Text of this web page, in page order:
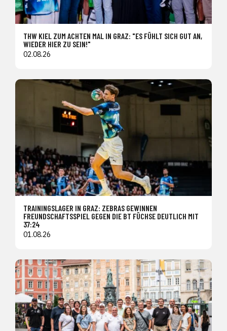
THW KIEL ZUM ACHTEN MAL IN GRAZ: "ES FÜHLT SICH GUT AN,
WIEDER HIER ZU SEIN!"
02.08.26
TRAININGSLAGER IN GRAZ: ZEBRAS GEWINNEN
FREUNDSCHAFTSSPIEL GEGEN DIE BT FÜCHSE DEUTLICH MIT
37:24
01.08.26